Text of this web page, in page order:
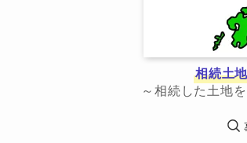
相続土
～相続した土地